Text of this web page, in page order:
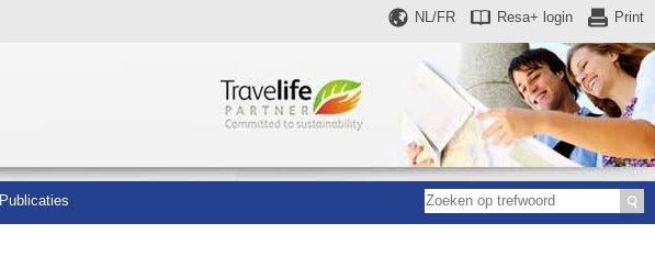
Print
Resa+ login
NL/FR
Publicaties